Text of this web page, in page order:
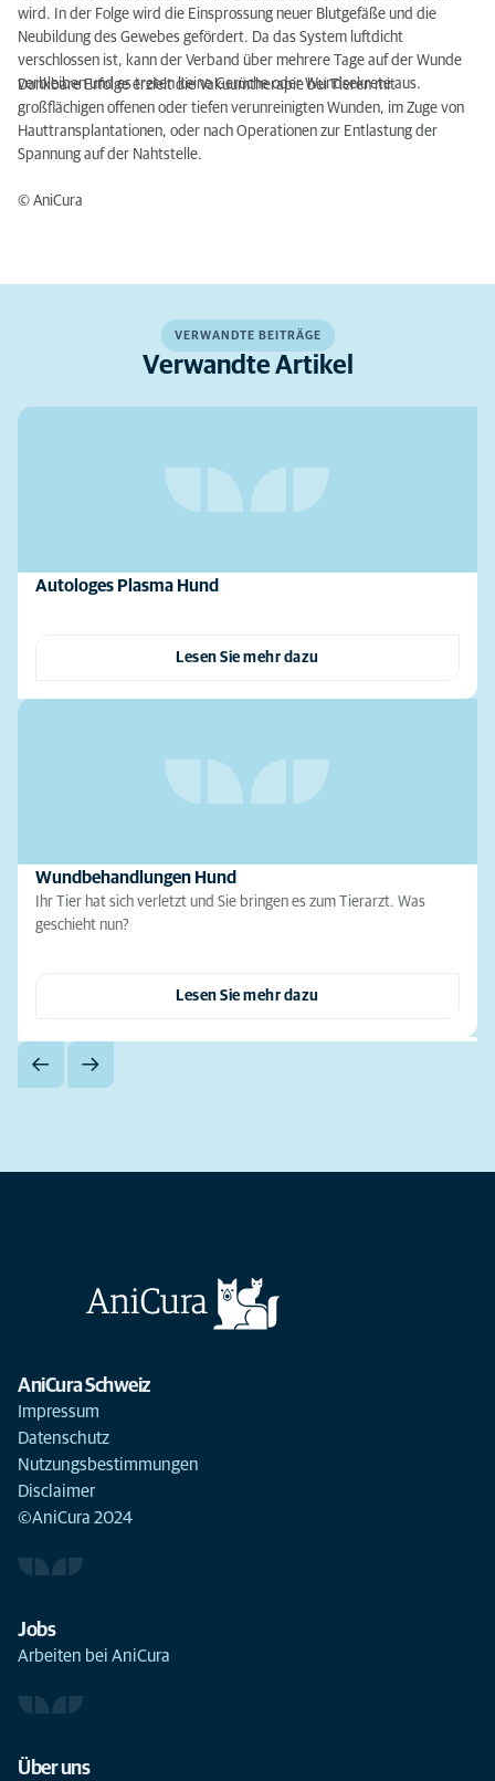
wird. In der Folge wird die Einsprossung neuer Blutgefäße und die
Neubildung des Gewebes gefördert. Da das System luftdicht
verschlossen ist, kann der Verband über mehrere Tage auf der Wunde
verbleiben und es treten keine Gerüche oder Wundsekrete aus.
Dankbare Erfolge erzielt die Vakuumtherapie bei Tieren mit
großflächigen offenen oder tiefen verunreinigten Wunden, im Zuge von
Hauttransplantationen, oder nach Operationen zur Entlastung der
Spannung auf der Nahtstelle.
© AniCura
VERWANDTE BEITRÄGE
Verwandte Artikel
Autologes Plasma Hund
Lesen Sie mehr dazu
Wundbehandlungen Hund
Ihr Tier hat sich verletzt und Sie bringen es zum Tierarzt. Was
geschieht nun?
Lesen Sie mehr dazu
AniCura Schweiz
Impressum
Datenschutz
Nutzungsbestimmungen
Disclaimer
©AniCura 2024
Jobs
Arbeiten bei AniCura
Über uns